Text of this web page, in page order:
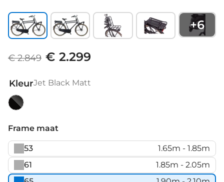
+6
€ 2.849 € 2.299
KleurJet Black Matt
Black
Matt
Frame maat
53
1.65m - 1.85m
61
1.85m - 2.05m